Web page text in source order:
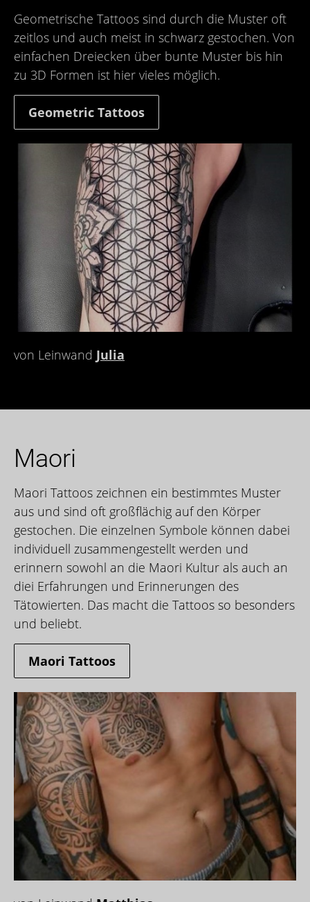
Geometrische Tattoos sind durch die Muster oft
zeitlos und auch meist in schwarz gestochen. Von
einfachen Dreiecken über bunte Muster bis hin
zu 3D Formen ist hier vieles möglich.
Geometric Tattoos
von Leinwand Julia
Maori
Maori Tattoos zeichnen ein bestimmtes Muster
aus und sind oft großflächig auf den Körper
gestochen. Die einzelnen Symbole können dabei
individuell zusammengestellt werden und
erinnern sowohl an die Maori Kultur als auch an
diei Erfahrungen und Erinnerungen des
Tätowierten. Das macht die Tattoos so besonders
und beliebt.
Maori Tattoos